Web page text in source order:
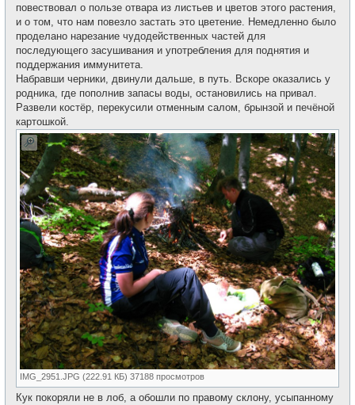
повествовал о пользе отвара из листьев и цветов этого растения,
и о том, что нам повезло застать это цветение. Немедленно было
проделано нарезание чудодейственных частей для
последующего засушивания и употребления для поднятия и
поддержания иммунитета.
Набравши черники, двинули дальше, в путь. Вскоре оказались у
родника, где пополнив запасы воды, остановились на привал.
Развели костёр, перекусили отменным салом, брынзой и печёной
картошкой.
IMG_2951.JPG (222.91 КБ) 37188 просмотров
Кук покоряли не в лоб, а обошли по правому склону, усыпанному